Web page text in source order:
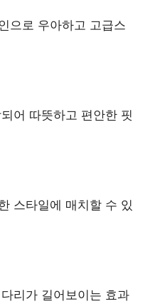
으로 우아하고 고급스
어 따뜻하고 편안한 핏
스타일에 매치할 수 있
리가 길어보이는 효과